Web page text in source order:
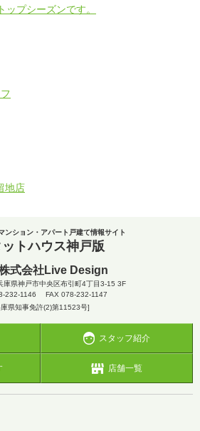
プシーズンです。
地店
ンション・アパート戸建て情報サイト
ットハウス神戸版
式会社Live Design
庫県神戸市中央区布引町4丁目3-15 3F
232-1146
FAX 078-232-1147
県知事免許(2)第11523号]
スタッフ紹介
店舗一覧